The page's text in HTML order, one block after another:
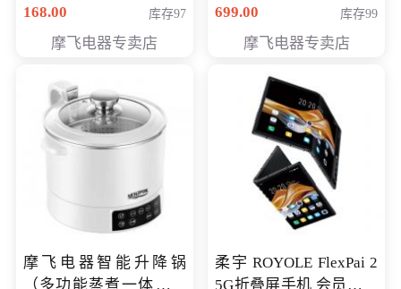
168.00 库存97
摩飞电器专卖店
（智能升降养生锅） 会
699.00 库存99
摩飞电器专卖店
摩飞电器智能升降锅
（多功能蒸煮一体锅）
柔宇 ROYOLE FlexPai 2
5G折叠屏手机 会员专享